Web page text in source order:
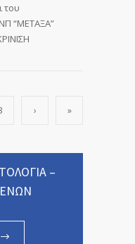
του
“ΜΕΤΑΞΑ”
› »
–